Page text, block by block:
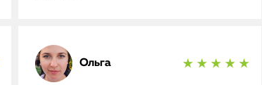
Ольга ★ ★ ★ ★ ★